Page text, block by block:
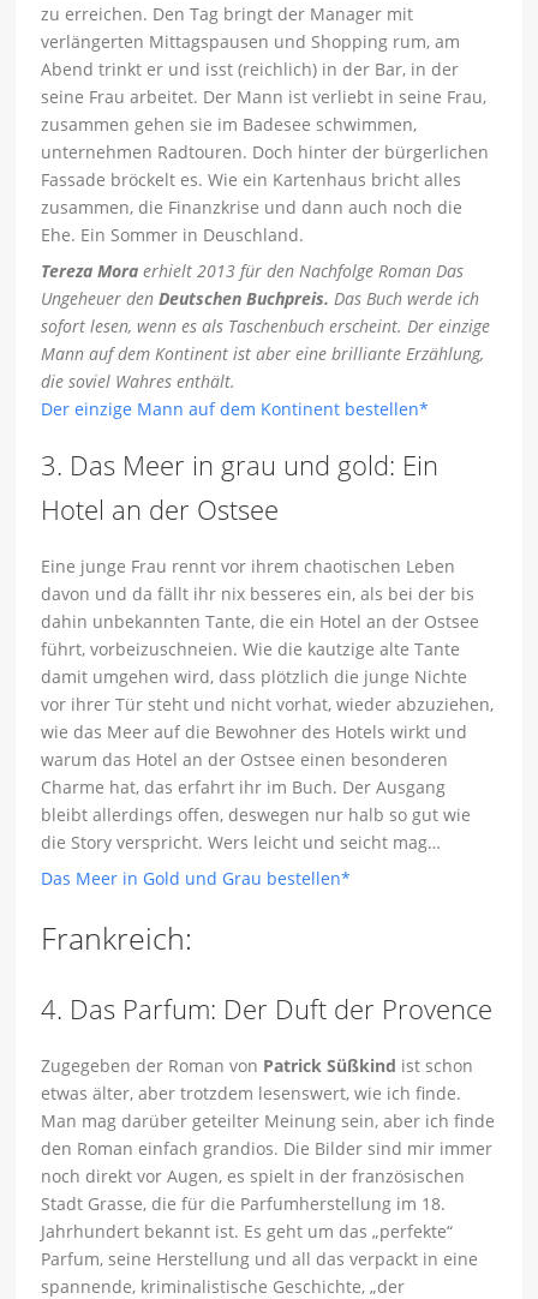
zu erreichen. Den Tag bringt der Manager mit
verlängerten Mittagspausen und Shopping rum, am
Abend trinkt er und isst (reichlich) in der Bar, in der
seine Frau arbeitet. Der Mann ist verliebt in seine Frau,
zusammen gehen sie im Badesee schwimmen,
unternehmen Radtouren. Doch hinter der bürgerlichen
Fassade bröckelt es. Wie ein Kartenhaus bricht alles
zusammen, die Finanzkrise und dann auch noch die
Ehe. Ein Sommer in Deuschland.
Tereza Mora erhielt 2013 für den Nachfolge Roman Das
Ungeheuer denDeutschen Buchpreis. Das Buch werde ich
sofort lesen, wenn es als Taschenbuch erscheint. Der einzige
Mann auf dem Kontinent ist aber eine brilliante Erzählung,
die soviel Wahres enthält.
Der einzige Mann auf dem Kontinent bestellen*
3. Das Meer in grau und gold: Ein
Hotel an der Ostsee
Eine junge Frau rennt vor ihrem chaotischen Leben
davon und da fällt ihr nix besseres ein, als bei der bis
dahin unbekannten Tante, die ein Hotel an der Ostsee
führt, vorbeizuschneien. Wie die kautzige alte Tante
damit umgehen wird, dass plötzlich die junge Nichte
vor ihrer Tür steht und nicht vorhat, wieder abzuziehen,
wie das Meer auf die Bewohner des Hotels wirkt und
warum das Hotel an der Ostsee einen besonderen
Charme hat, das erfahrt ihr im Buch. Der Ausgang
bleibt allerdings offen, deswegen nur halb so gut wie
die Story verspricht. Wers leicht und seicht mag…
Das Meer in Gold und Grau bestellen*
Frankreich:
4. Das Parfum: Der Duft der Provence
Zugegeben der Roman von Patrick Süßkind ist schon
etwas älter, aber trotzdem lesenswert, wie ich finde.
Man mag darüber geteilter Meinung sein, aber ich finde
den Roman einfach grandios. Die Bilder sind mir immer
noch direkt vor Augen, es spielt in der französischen
Stadt Grasse, die für die Parfumherstellung im 18.
Jahrhundert bekannt ist. Es geht um das „perfekte“
Parfum, seine Herstellung und all das verpackt in eine
spannende, kriminalistische Geschichte, „der